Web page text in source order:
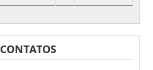
CONTATOS